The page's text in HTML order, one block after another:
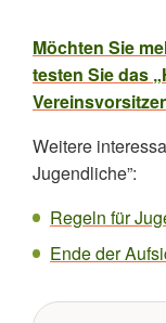
Möchten Sie
testen Sie das
Weitere
Jugendliche”:
Regeln für
Ende der